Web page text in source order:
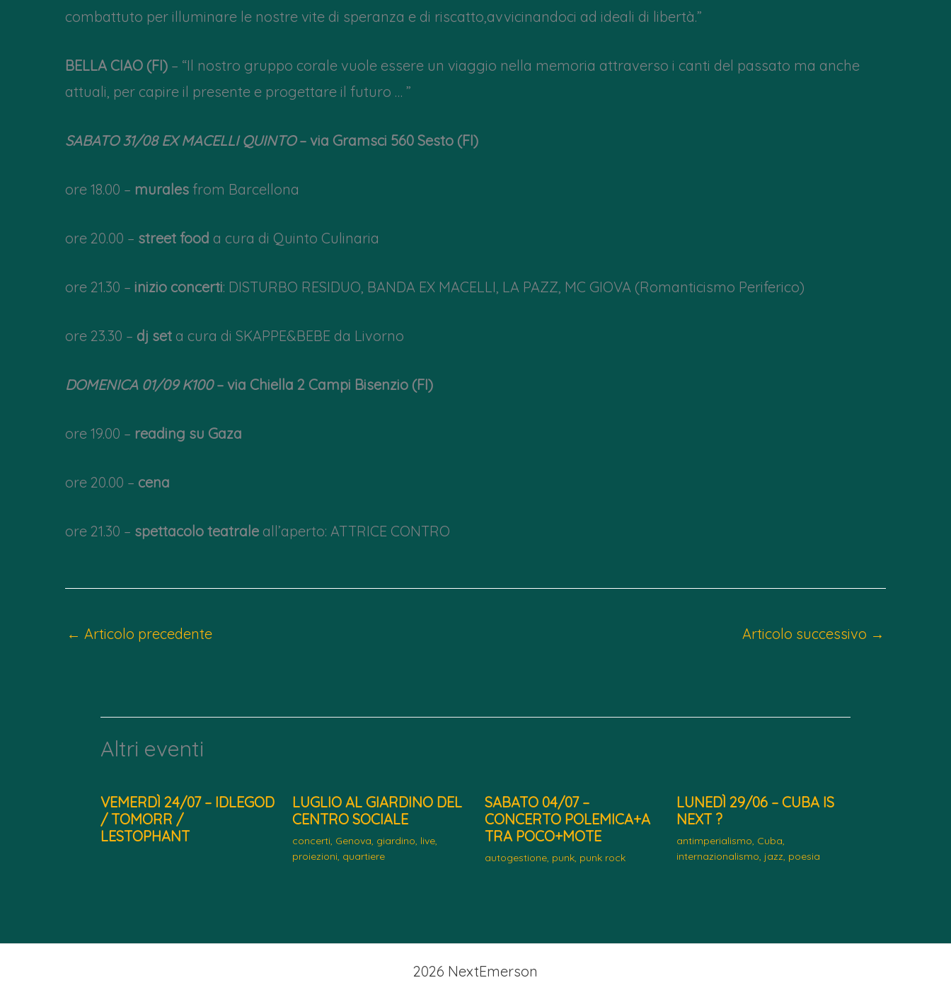
combattuto per illuminare le nostre vite di speranza e di riscatto,avvicinandoci ad ideali di libertà.”
BELLA CIAO (FI) – “Il nostro gruppo corale vuole essere un viaggio nella memoria attraverso i canti del passato ma anche
attuali, per capire il presente e progettare il futuro … ”
SABATO 31/08 EX MACELLI QUINTO– via Gramsci 560 Sesto (FI)
ore 18.00 – murales from Barcellona
ore 20.00 – street food a cura di Quinto Culinaria
ore 21.30 – inizio concerti: DISTURBO RESIDUO, BANDA EX MACELLI, LA PAZZ, MC GIOVA (Romanticismo Periferico)
ore 23.30 – dj set a cura di SKAPPE&BEBE da Livorno
DOMENICA 01/09 K100– via Chiella 2 Campi Bisenzio (FI)
ore 19.00 – reading su Gaza
ore 20.00 – cena
ore 21.30 – spettacolo teatrale all’aperto: ATTRICE CONTRO
← Articolo precedente Articolo successivo →
Altri eventi
VEMERDÌ 24/07 – IDLEGOD
/ TOMORR /
LESTOPHANT
LUGLIO AL GIARDINO DEL
CENTRO SOCIALE
concerti, Genova, giardino, live,
proiezioni, quartiere
SABATO 04/07 –
CONCERTO POLEMICA+A
TRA POCO+MOTE
autogestione, punk, punk rock
LUNEDÌ 29/06 – CUBA IS
NEXT ?
antimperialismo, Cuba,
internazionalismo, jazz, poesia
2026 NextEmerson